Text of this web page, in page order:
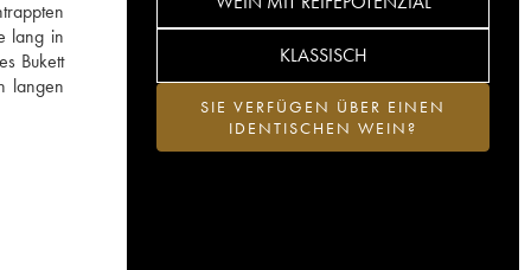
lang in
Bukett
langen
KLASSISCH
SIE VERFÜGEN ÜBER EINEN
IDENTISCHEN WEIN?